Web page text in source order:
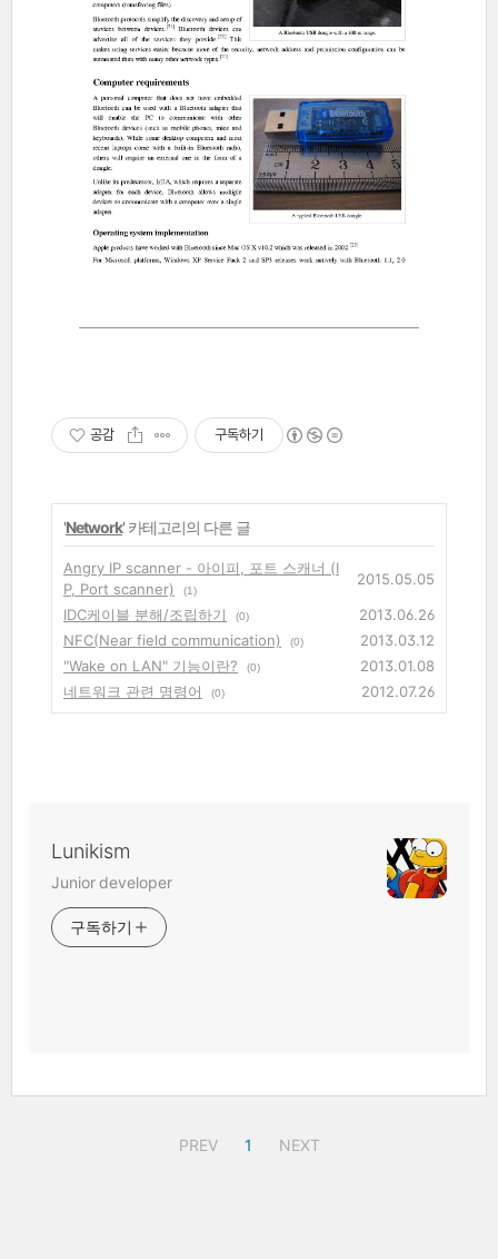
공감 구독하기
'Network' 카테고리의 다른 글
Angry IP scanner - 아이피, 포트 스캐너 (I
P, Port scanner)
(1)
2015.05.05
IDC케이블 분해/조립하기
(0)
2013.06.26
NFC(Near field communication)
(0)
2013.03.12
"Wake on LAN" 기능이란?
(0)
2013.01.08
네트워크 관련 명령어
(0) 2012.07.26
Lunikism
Junior developer
구독하기
PREV 1 NEXT